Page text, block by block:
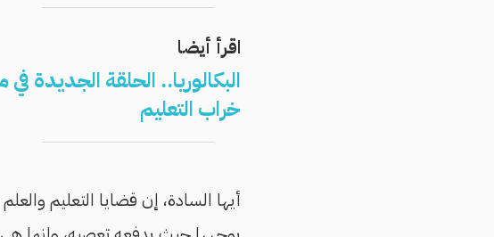
اقرأ أيضا
البكالوريا.. الحلقة الجديدة
خراب التعليم
أيها السادة، إن قضايا التعليم